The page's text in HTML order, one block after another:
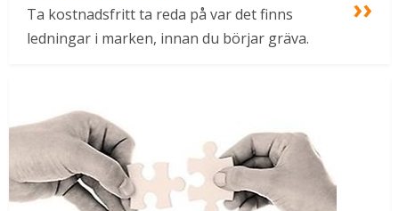
Ta kostnadsfritt ta reda på var det finns
ledningar i marken, innan du börjar gräva.